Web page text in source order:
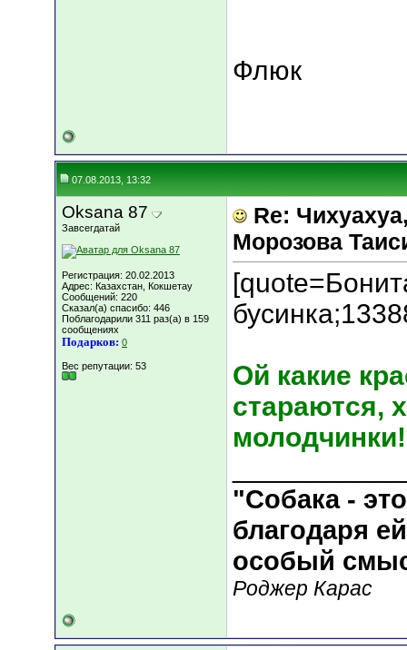
Флюк
07.08.2013, 13:32
Oksana 87
Завсегдатай
Регистрация: 20.02.2013
Адрес: Казахстан, Кокшетау
Сообщений: 220
Сказал(а) спасибо: 446
Поблагодарили 311 раз(а) в 159
сообщениях
Подарков: 0
Вес репутации: 53
Re:
Морозова
Ой какие
стараются,
молодчинки!
"Собака -
благодаря
особый
Роджер Карас